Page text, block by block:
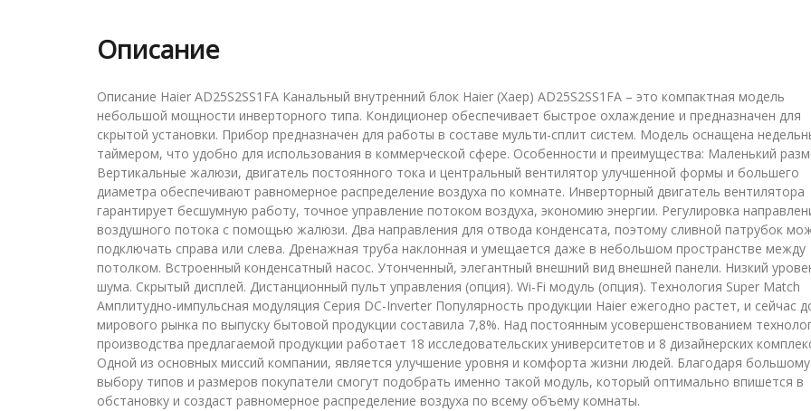
Описание
Описание Haier AD25S2SS1FA Канальный внутренний блок Haier (Хаер) AD25S2SS1FA – это компактная модель
небольшой мощности инверторного типа. Кондиционер обеспечивает быстрое охлаждение и предназначен для
скрытой установки. Прибор предназначен для работы в составе мульти-сплит систем. Модель оснащена
таймером, что удобно для использования в коммерческой сфере. Особенности и преимущества: Маленький
Вертикальные жалюзи, двигатель постоянного тока и центральный вентилятор улучшенной формы и большего
диаметра обеспечивают равномерное распределение воздуха по комнате. Инверторный двигатель вентилятора
гарантирует бесшумную работу, точное управление потоком воздуха, экономию энергии. Регулировка
воздушного потока с помощью жалюзи. Два направления для отвода конденсата, поэтому сливной патрубок
подключать справа или слева. Дренажная труба наклонная и умещается даже в небольшом пространстве между
потолком. Встроенный конденсатный насос. Утонченный, элегантный внешний вид внешней панели. Низкий
шума. Скрытый дисплей. Дистанционный пульт управления (опция). Wi-Fi модуль (опция). Технология Super Match
Амплитудно-импульсная модуляция Серия DC-Inverter Популярность продукции Haier ежегодно растет, и сейчас
мирового рынка по выпуску бытовой продукции составила 7,8%. Над постоянным усовершенствованием
производства предлагаемой продукции работает 18 исследовательских университетов и 8 дизайнерских
Одной из основных миссий компании, является улучшение уровня и комфорта жизни людей. Благодаря большому
выбору типов и размеров покупатели смогут подобрать именно такой модуль, который оптимально впишется в
обстановку и создаст равномерное распределение воздуха по всему объему комнаты.